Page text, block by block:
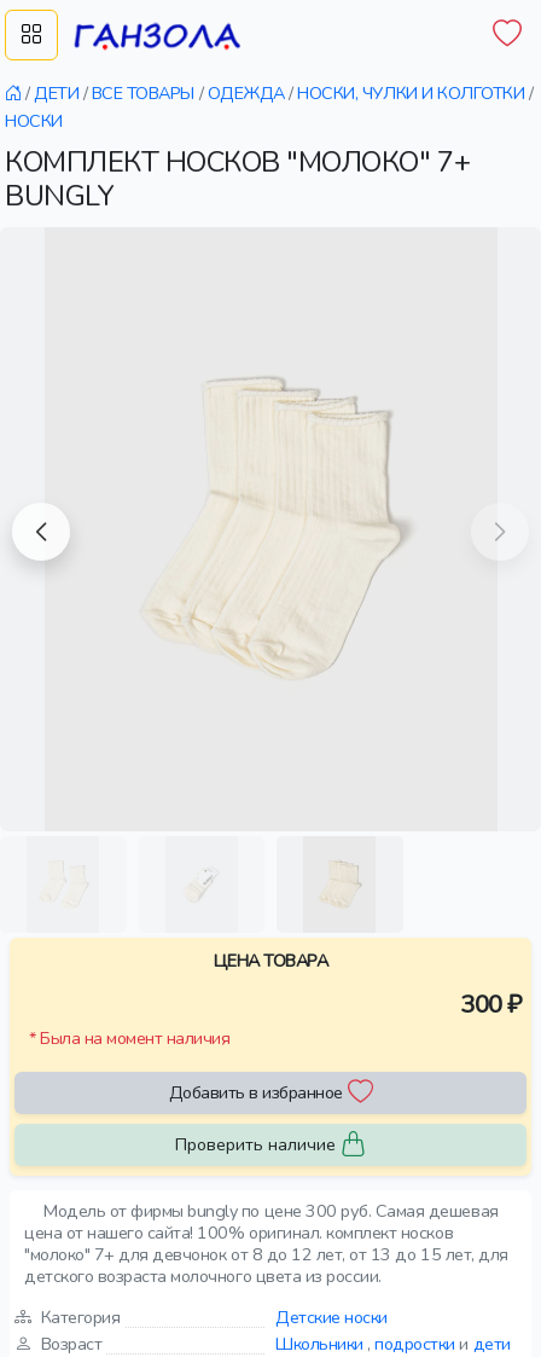
/ДЕТИ /ВСЕ ТОВАРЫ /ОДЕЖДА/НОСКИ, ЧУЛКИ И КОЛГОТКИ /
НОСКИ
КОМПЛЕКТ НОСКОВ "МОЛОКО" 7+
BUNGLY
Модель от фирмы bungly по цене 300 руб. Самая дешевая
цена от нашего сайта! 100% оригинал. комплект носков
"молоко" 7+ для девчонок от 8 до 12 лет, от 13 до 15 лет, для
детского возраста молочного цвета из россии.
Категория
Детские носки
Возраст
Школьники ,подростки и дети
ЦЕНА ТОВАРА
300 ₽
* Была на момент наличия
Добавить в избранное
Проверить наличие